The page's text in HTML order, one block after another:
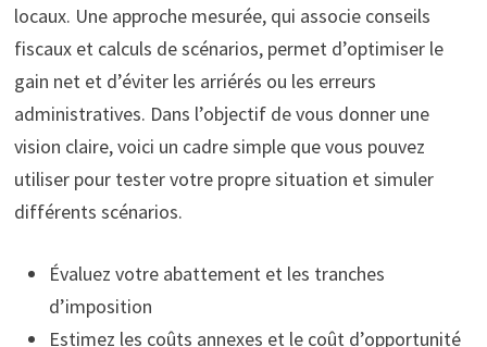
locaux. Une approche mesurée, qui associe conseils
fiscaux et calculs de scénarios, permet d’optimiser le
gain net et d’éviter les arriérés ou les erreurs
administratives. Dans l’objectif de vous donner une
vision claire, voici un cadre simple que vous pouvez
utiliser pour tester votre propre situation et simuler
différents scénarios.
Évaluez votre abattement et les tranches
d’imposition
Estimez les coûts annexes et le coût d’opportunité